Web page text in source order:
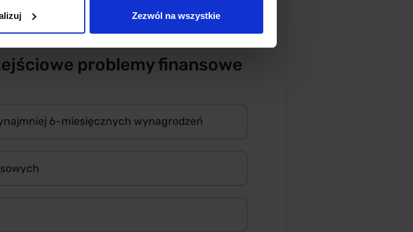
Zezwól na wszystkie
problemy finansowe
6-miesięcznych wynagrodzeń